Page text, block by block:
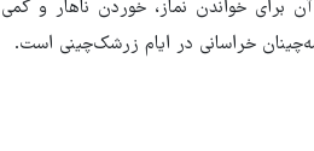
برای خواندن نماز، خوردن ناهار و کمی
خراسانی در ایام زرشک‌چینی است.